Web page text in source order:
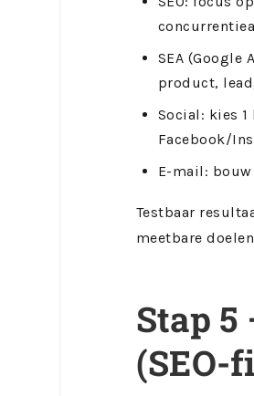
SEA
product,
Social: kies 1
Facebook/
E-mail:
Testbaar
meetbare
Stap
(SEO-